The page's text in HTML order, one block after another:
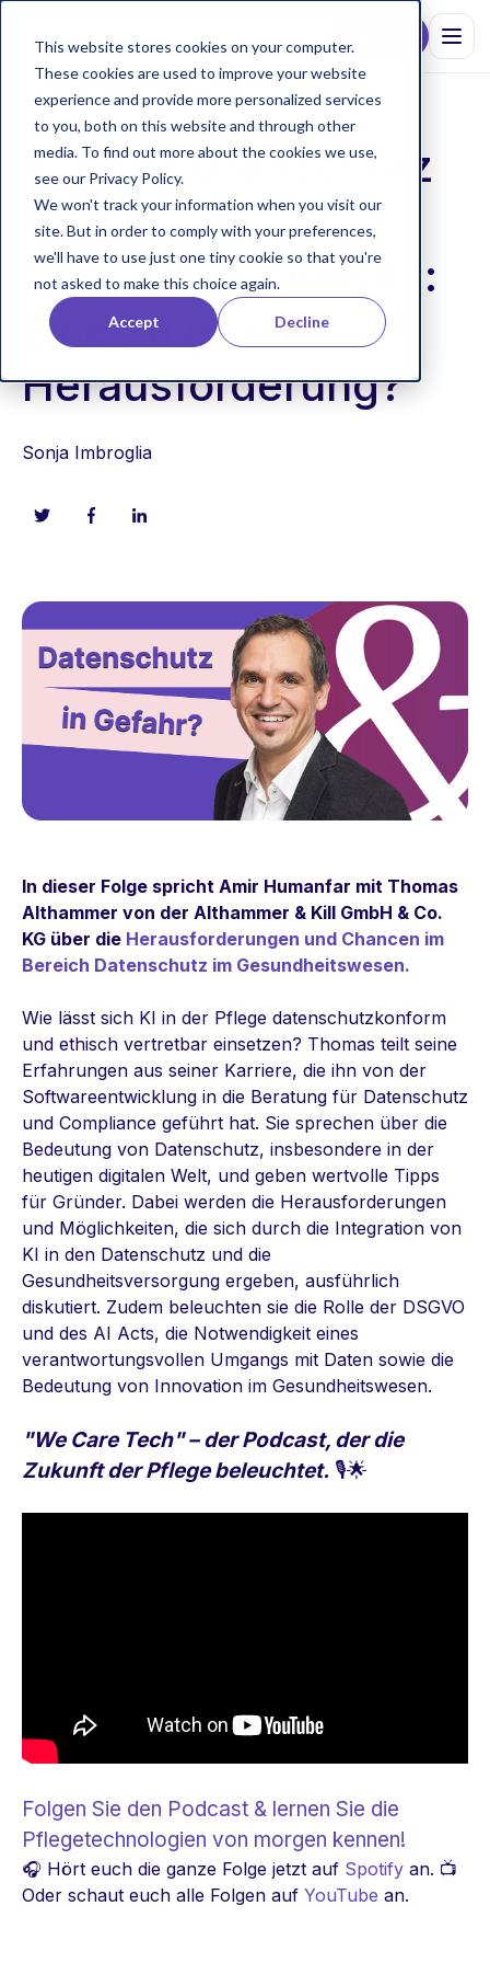
This website stores cookies on your computer.
These cookies are used to improve your website
experience and provide more personalized services
to you, both on this website and through other
media. To find out more about the cookies we use,
see our Privacy Policy.
We won't track your information when you visit our
site. But in order to comply with your preferences,
we'll have to use just one tiny cookie so that you're
not asked to make this choice again.
Accept Decline
KI und Datenschutz
im
Gesundheitswesen:
Eine zu große
Herausforderung?
Sonja Imbroglia
In dieser Folge spricht Amir Humanfar mit Thomas
Althammer von der Althammer & Kill GmbH & Co.
KG über die Herausforderungen und Chancen im
Bereich Datenschutz im Gesundheitswesen.
Wie lässt sich KI in der Pflege datenschutzkonform
und ethisch vertretbar einsetzen? Thomas teilt seine
Erfahrungen aus seiner Karriere, die ihn von der
Softwareentwicklung in die Beratung für Datenschutz
und Compliance geführt hat. Sie sprechen über die
Bedeutung von Datenschutz, insbesondere in der
heutigen digitalen Welt, und geben wertvolle Tipps
für Gründer. Dabei werden die Herausforderungen
und Möglichkeiten, die sich durch die Integration von
KI in den Datenschutz und die
Gesundheitsversorgung ergeben, ausführlich
diskutiert. Zudem beleuchten sie die Rolle der DSGVO
und des AI Acts, die Notwendigkeit eines
verantwortungsvollen Umgangs mit Daten sowie die
Bedeutung von Innovation im Gesundheitswesen.
"We Care Tech" – der Podcast, der die
Zukunft der Pflege beleuchtet. 🎙️🌟
Folgen Sie den Podcast & lernen Sie die
Pflegetechnologien von morgen kennen!
🎧 Hört euch die ganze Folge jetzt auf Spotify an. 📺
Oder schaut euch alle Folgen auf YouTube an.